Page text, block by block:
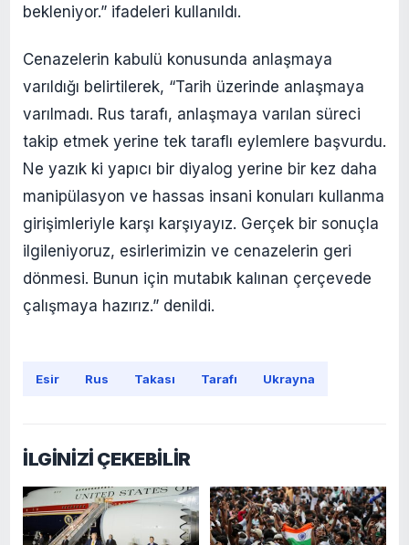
bekleniyor.” ifadeleri kullanıldı.
Cenazelerin kabulü konusunda anlaşmaya
varıldığı belirtilerek, “Tarih üzerinde anlaşmaya
varılmadı. Rus tarafı, anlaşmaya varılan süreci
takip etmek yerine tek taraflı eylemlere başvurdu.
Ne yazık ki yapıcı bir diyalog yerine bir kez daha
manipülasyon ve hassas insani konuları kullanma
girişimleriyle karşı karşıyayız. Gerçek bir sonuçla
ilgileniyoruz, esirlerimizin ve cenazelerin geri
dönmesi. Bunun için mutabık kalınan çerçevede
çalışmaya hazırız.” denildi.
Esir Rus Takası Tarafı Ukrayna
İLGİNİZİ ÇEKEBİLİR